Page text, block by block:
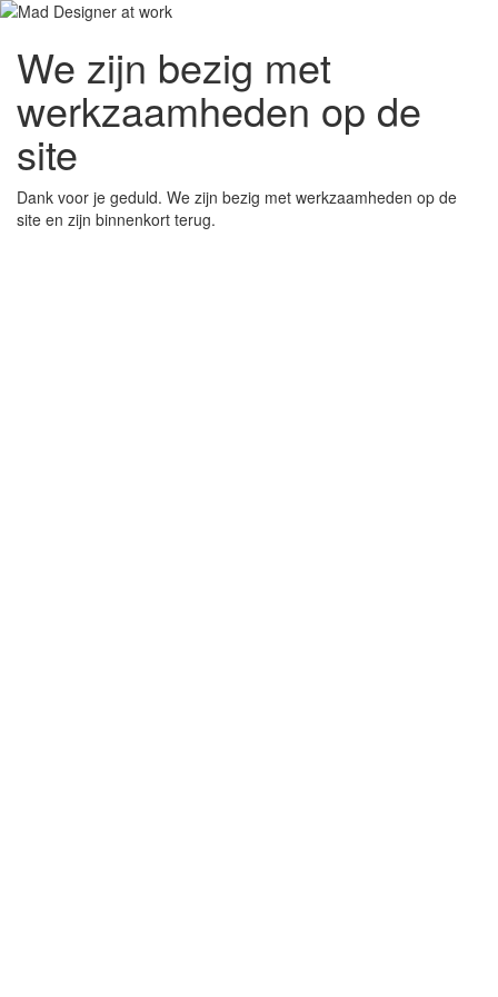
We zijn bezig met
werkzaamheden op de
site
Dank voor je geduld. We zijn bezig met werkzaamheden op de
site en zijn binnenkort terug.